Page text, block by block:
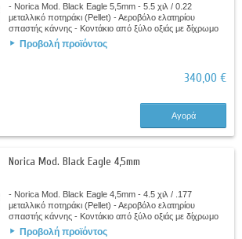
- Norica Mod. Black Eagle 5,5mm - 5.5 χιλ / 0.22
μεταλλικό ποτηράκι (Pellet) - Αεροβόλο ελατηρίου
σπαστής κάννης - Κοντάκιο από ξύλο οξιάς με δίχρωμο
φινίρισμα - Ελαστικό αεριζόμενο πέλμα -...
Προβολή προϊόντος
340,00 €
Αγορά
Norica Mod. Black Eagle 4,5mm
- Norica Mod. Black Eagle 4,5mm - 4.5 χιλ / .177
μεταλλικό ποτηράκι (Pellet) - Αεροβόλο ελατηρίου
σπαστής κάννης - Κοντάκιο από ξύλο οξιάς με δίχρωμο
φινίρισμα - Ελαστικό αεριζόμενο πέλμα -...
Προβολή προϊόντος